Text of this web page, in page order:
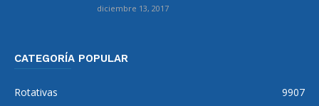
diciembre 13, 2017
CATEGORÍA POPULAR
Rotativas
9907